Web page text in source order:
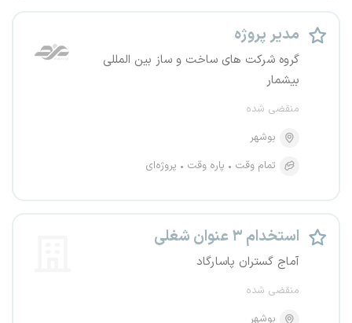
مدیر پروژه
گروه شرکت های ساخت و ساز بین المللی
بیشمار
منقضی شده
بوشهر
تمام وقت
پاره وقت پروژه‌ای
استخدام ۳ عنوان شغلی
آماج گستران پاسارگاد
منقضی شده
بوشهر